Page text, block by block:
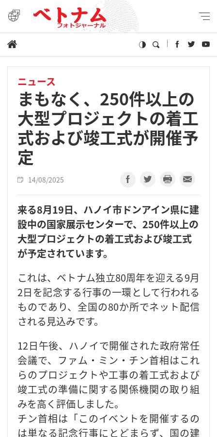
ニュース
まもなく、250件以上の
大型プロジェクトの着工
式および竣工式が開催予
定
14/08/2025
来る8月19日、ハノイ市ドンアイン県に建
設中の国家展示センターで、250件以上の
大型プロジェクトの着工式および竣工式
が予定されています。
これは、ベトナム独立80周年を迎える9月
2日を記念する行事の一環として行われる
ものであり、全国の80か所でネット配信
される見込みです。
12日午後、ハノイで開催された政府常任
会議で、ファム・ミン・チン首相はこれ
らのプロジェクトや工事の着工式および
竣工式の準備に関する関係機関の取り組
みを高く評価しました。
チン首相は「このイベントを開催するの
は単なる記念行事にとどまらず、国の建